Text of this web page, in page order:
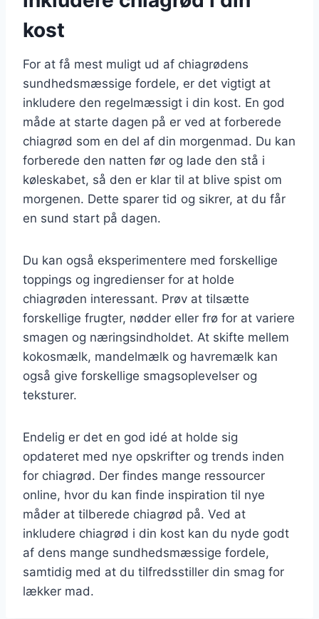
kost
For at få mest muligt ud af chiagrødens
sundhedsmæssige fordele, er det vigtigt at
inkludere den regelmæssigt i din kost. En god
måde at starte dagen på er ved at forberede
chiagrød som en del af din morgenmad. Du kan
forberede den natten før og lade den stå i
køleskabet, så den er klar til at blive spist om
morgenen. Dette sparer tid og sikrer, at du får
en sund start på dagen.
Du kan også eksperimentere med forskellige
toppings og ingredienser for at holde
chiagrøden interessant. Prøv at tilsætte
forskellige frugter, nødder eller frø for at variere
smagen og næringsindholdet. At skifte mellem
kokosmælk, mandelmælk og havremælk kan
også give forskellige smagsoplevelser og
teksturer.
Endelig er det en god idé at holde sig
opdateret med nye opskrifter og trends inden
for chiagrød. Der findes mange ressourcer
online, hvor du kan finde inspiration til nye
måder at tilberede chiagrød på. Ved at
inkludere chiagrød i din kost kan du nyde godt
af dens mange sundhedsmæssige fordele,
samtidig med at du tilfredsstiller din smag for
lækker mad.